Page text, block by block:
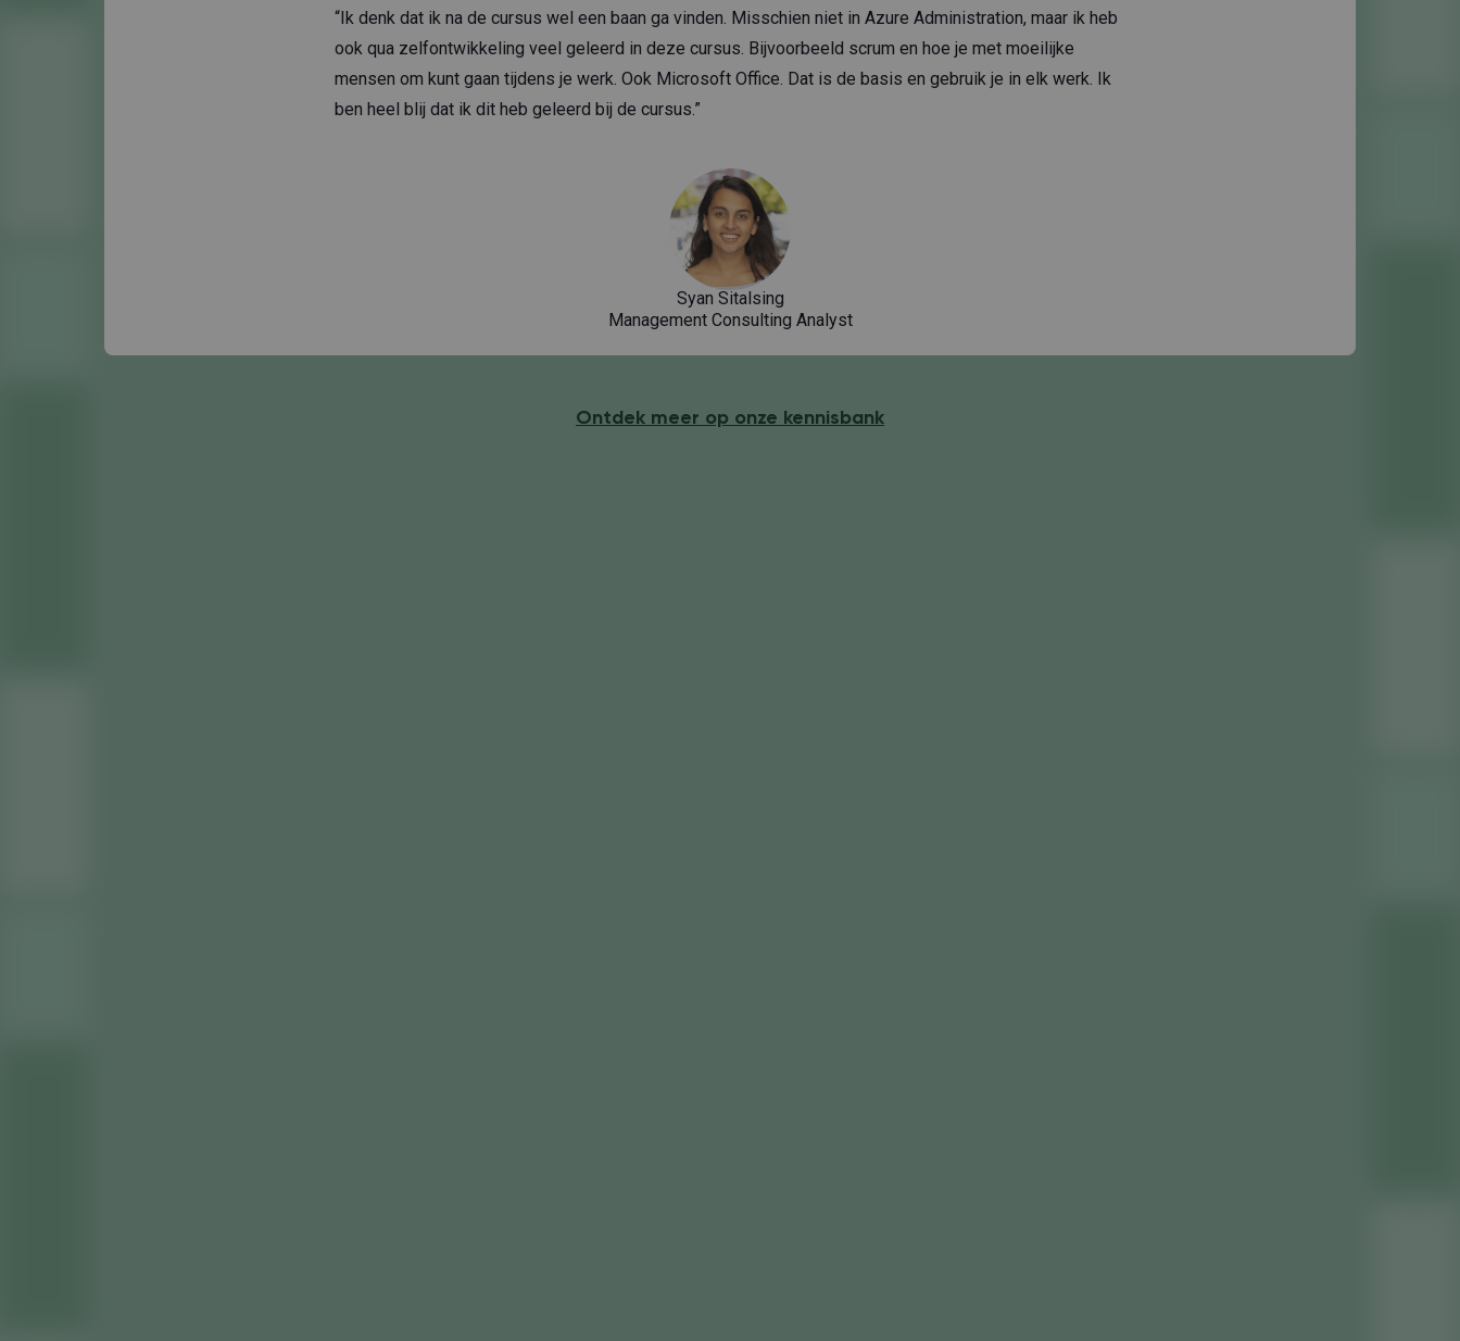
“Ik denk dat ik na de cursus wel een baan ga vinden. Misschien niet in Azure Administration, maar ik heb
ook qua zelfontwikkeling veel geleerd in deze cursus. Bijvoorbeeld scrum en hoe je met moeilijke
mensen om kunt gaan tijdens je werk. Ook Microsoft Office. Dat is de basis en gebruik je in elk werk. Ik
ben heel blij dat ik dit heb geleerd bij de cursus.”
Syan Sitalsing
Management Consulting Analyst
Ontdek meer op onze kennisbank